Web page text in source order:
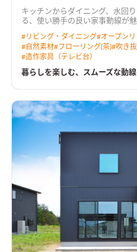
キッチンからダイニング、水回
る、使い勝手の良い家事動線が
地よい空間。 奥行きのあるウッ
が広がります。 リビングに隣り合う和室はＬＤＫと一体で使え
る開放的なスペース。 無垢の床
りと納めた木製の造作家具など
いだ雰囲気をつくっています。 ＨEAT20 Ｇ2以上の断熱性能を
#リビング・ダイニング#オープン
#自然素材#フローリング(茶)#吹き
#造作家具（テレビ台）
暮らしを楽しむ、スムーズな動